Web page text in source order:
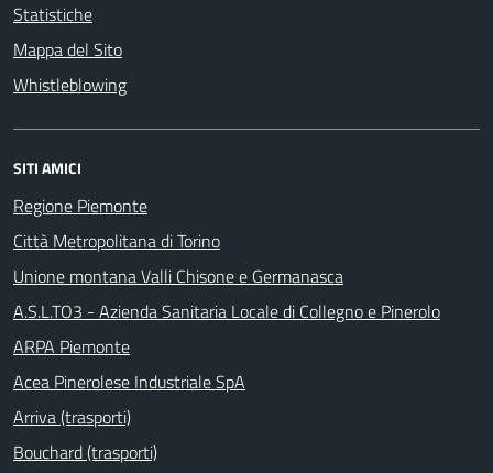
Statistiche
Mappa del Sito
Whistleblowing
SITI AMICI
Regione Piemonte
Città Metropolitana di Torino
Unione montana Valli Chisone e Germanasca
A.S.L.TO3 - Azienda Sanitaria Locale di Collegno e Pinerolo
ARPA Piemonte
Acea Pinerolese Industriale SpA
Arriva (trasporti)
Bouchard (trasporti)